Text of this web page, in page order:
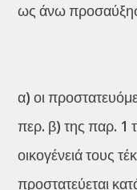
ως άνω
α) οι
περ. β) της παρ. 1
οικογένειά τους
προστατεύεται